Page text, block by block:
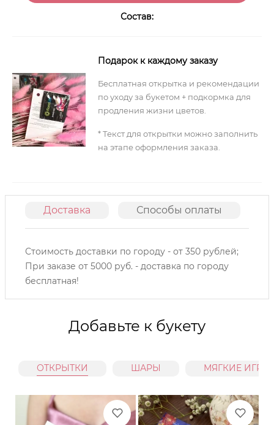
Состав:
Подарок к каждому заказу
Бесплатная открытка и рекомендации
по уходу за букетом + подкормка для
продления жизни цветов.
* Текст для открытки можно заполнить
на этапе оформления заказа.
Доставка Способы оплаты
Стоимость доставки по городу - от 350 рублей;
При заказе от 5000 руб. - доставка по городу
бесплатная!
Добавьте к букету
ОТКРЫТКИ ШАРЫ МЯГКИЕ